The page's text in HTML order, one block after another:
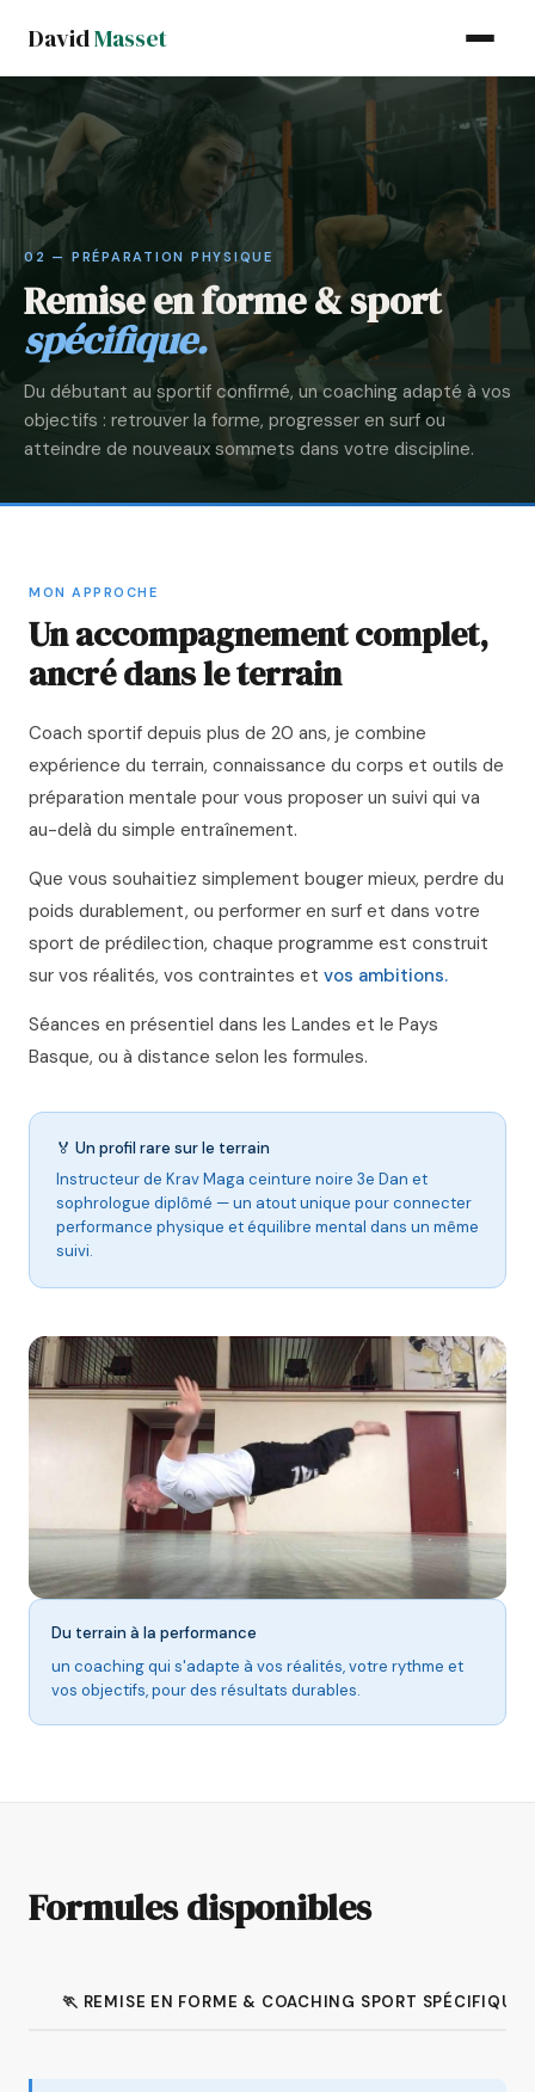
DavidMasset
02 — PRÉPARATION PHYSIQUE
Remise en forme & sport
spécifique.
Du débutant au sportif confirmé, un coaching adapté à vos
objectifs : retrouver la forme, progresser en surf ou
atteindre de nouveaux sommets dans votre discipline.
MON APPROCHE
Un accompagnement complet,
ancré dans le terrain
Coach sportif depuis plus de 20 ans, je combine
expérience du terrain, connaissance du corps et outils de
préparation mentale pour vous proposer un suivi qui va
au-delà du simple entraînement.
Que vous souhaitiez simplement bouger mieux, perdre du
poids durablement, ou performer en surf et dans votre
sport de prédilection, chaque programme est construit
sur vos réalités, vos contraintes et vos ambitions.
Séances en présentiel dans les Landes et le Pays
Basque, ou à distance selon les formules.
🏅 Un profil rare sur le terrain
Instructeur de Krav Maga ceinture noire 3e Dan et
sophrologue diplômé — un atout unique pour connecter
performance physique et équilibre mental dans un même
suivi.
Du terrain à la performance
un coaching qui s'adapte à vos réalités, votre rythme et
vos objectifs, pour des résultats durables.
Formules disponibles
🏃 REMISE EN FORME & COACHING SPORT SPÉCIFIQUE